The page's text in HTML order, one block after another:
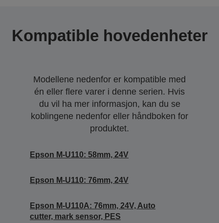
Kompatible hovedenheter
Modellene nedenfor er kompatible med
én eller flere varer i denne serien. Hvis
du vil ha mer informasjon, kan du se
koblingene nedenfor eller håndboken for
produktet.
Epson M-U110: 58mm, 24V
Epson M-U110: 76mm, 24V
Epson M-U110A: 76mm, 24V, Auto
cutter, mark sensor, PES